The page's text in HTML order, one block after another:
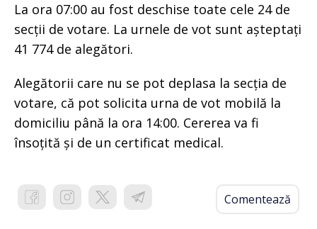
La ora 07:00 au fost deschise toate cele 24 de
secții de votare. La urnele de vot sunt așteptați
41 774 de alegători.
Alegătorii care nu se pot deplasa la secția de
votare, că pot solicita urna de vot mobilă la
domiciliu până la ora 14:00. Cererea va fi
însoțită și de un certificat medical.
Comentează